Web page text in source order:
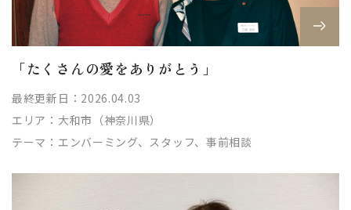
「たくさんの愛をありがとう」
最終更新日：2026.04.03
エリア： 大和市（神奈川県）
テーマ： エンバーミング、スタッフ、事前相談